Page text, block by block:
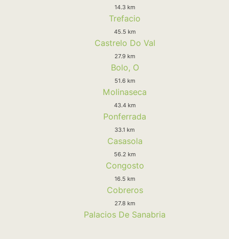
14.3 km
Trefacio
45.5 km
Castrelo Do Val
27.9 km
Bolo, O
51.6 km
Molinaseca
43.4 km
Ponferrada
33.1 km
Casasola
56.2 km
Congosto
16.5 km
Cobreros
27.8 km
Palacios De Sanabria